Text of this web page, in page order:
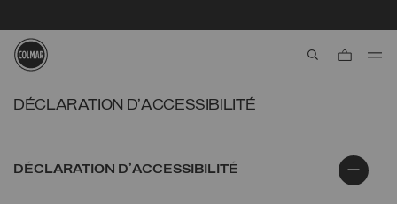
DÉCLARATION D'ACCESSIBILITÉ
DÉCLARATION D'ACCESSIBILITÉ